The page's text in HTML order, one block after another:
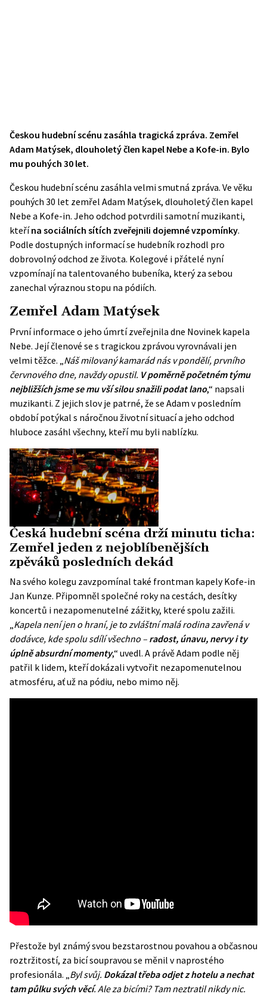
Českou hudební scénu zasáhla tragická zpráva. Zemřel
Adam Matýsek, dlouholetý člen kapel Nebe a Kofe-in. Bylo
mu pouhých 30 let.
Českou hudební scénu zasáhla velmi smutná zpráva. Ve věku
pouhých 30 let zemřel Adam Matýsek, dlouholetý člen kapel
Nebe a Kofe-in. Jeho odchod potvrdili samotní muzikanti,
kteřína sociálních sítích zveřejnili dojemné vzpomínky.
Podle dostupných informací se hudebník rozhodl pro
dobrovolný odchod ze života. Kolegové i přátelé nyní
vzpomínají na talentovaného bubeníka, který za sebou
zanechal výraznou stopu na pódiích.
Zemřel Adam Matýsek
První informace o jeho úmrtí zveřejnila dne Novinek kapela
Nebe. Její členové se s tragickou zprávou vyrovnávali jen
velmi těžce. „Náš milovaný kamarád nás v pondělí, prvního
červnového dne, navždy opustil. V poměrně početném týmu
nejbližších jsme se mu vší silou snažili podat lano,“ napsali
muzikanti. Z jejich slov je patrné, že se Adam v posledním
období potýkal s náročnou životní situací a jeho odchod
hluboce zasáhl všechny, kteří mu byli nablízku.
Česká hudební scéna drží minutu ticha:
Zemřel jeden z nejoblíbenějších
zpěváků posledních dekád
Na svého kolegu zavzpomínal také frontman kapely Kofe-in
Jan Kunze. Připomněl společné roky na cestách, desítky
koncertů i nezapomenutelné zážitky, které spolu zažili.
„Kapela není jen o hraní, je to zvláštní malá rodina zavřená v
dodávce, kde spolu sdílí všechno – radost, únavu, nervy i ty
úplně absurdní momenty,“ uvedl. A právě Adam podle něj
patřil k lidem, kteří dokázali vytvořit nezapomenutelnou
atmosféru, ať už na pódiu, nebo mimo něj.
Přestože byl známý svou bezstarostnou povahou a občasnou
roztržitostí, za bicí soupravou se měnil v naprostého
profesionála. „Byl svůj. Dokázal třeba odjet z hotelu a nechat
tam půlku svých věcí. Ale za bicími? Tam neztratil nikdy nic.